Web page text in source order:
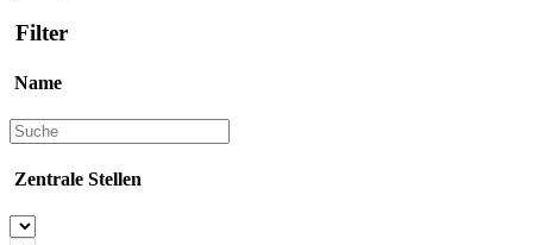
Filter
Name
Zentrale Stellen